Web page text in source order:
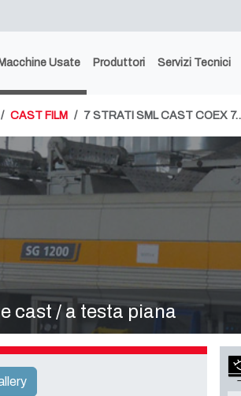
Macchine Usate Produttori Servizi Tecnici
CAST FILM 7 STRATI SML CAST COEX
cast / a testa piana